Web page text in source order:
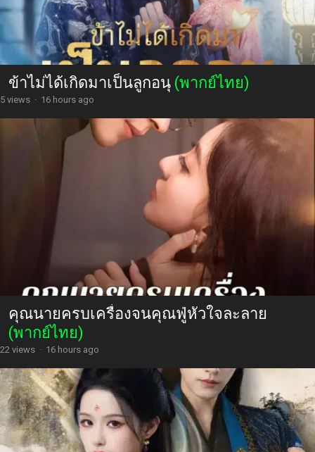
ข้าไม่ได้เกิดมาเป็นลูกอนุ (พากย์ไทย)
5 views · 16 hours ago
คุณนายครบเครื่องจนคุณฟู่หัวใจละลาย
(พากย์ไทย)
22 views · 16 hours ago